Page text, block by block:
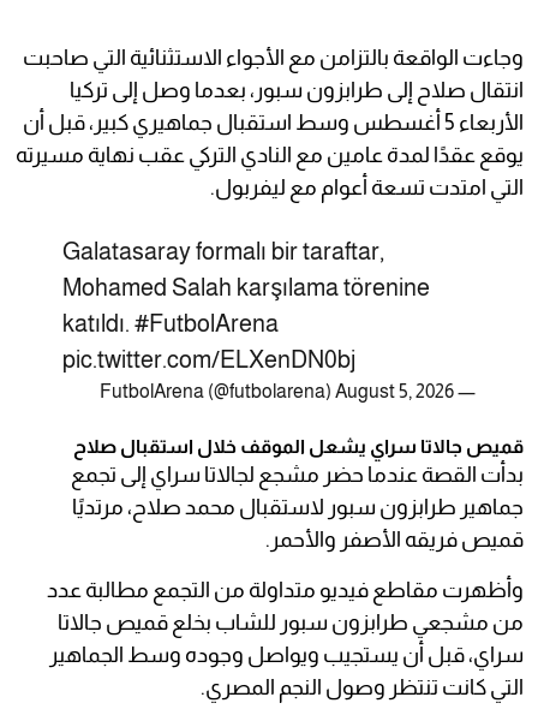
وجاءت الواقعة بالتزامن مع الأجواء الاستثنائية التي صاحبت
انتقال صلاح إلى طرابزون سبور، بعدما وصل إلى تركيا
الأربعاء 5 أغسطس وسط استقبال جماهيري كبير، قبل أن
يوقع عقدًا لمدة عامين مع النادي التركي عقب نهاية مسيرته
التي امتدت تسعة أعوام مع ليفربول.
Galatasaray formalı bir taraftar,
Mohamed Salah karşılama törenine
katıldı. #FutbolArena
pic.twitter.com/ELXenDN0bj
— FutbolArena (@futbolarena)
August 5, 2026
قميص جالاتا سراي يشعل الموقف خلال استقبال صلاح
بدأت القصة عندما حضر مشجع لجالاتا سراي إلى تجمع
جماهير طرابزون سبور لاستقبال محمد صلاح، مرتديًا
قميص فريقه الأصفر والأحمر.
وأظهرت مقاطع فيديو متداولة من التجمع مطالبة عدد
من مشجعي طرابزون سبور للشاب بخلع قميص جالاتا
سراي، قبل أن يستجيب ويواصل وجوده وسط الجماهير
التي كانت تنتظر وصول النجم المصري.